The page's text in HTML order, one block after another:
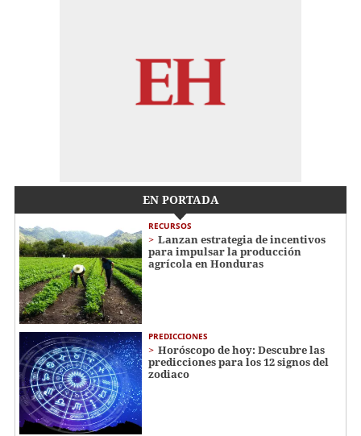
EN PORTADA
RECURSOS
Lanzan estrategia de incentivos
para impulsar la producción
agrícola en Honduras
PREDICCIONES
Horóscopo de hoy: Descubre las
predicciones para los 12 signos del
zodiaco